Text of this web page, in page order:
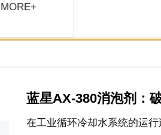
MORE+
蓝星AX-380消泡剂：
在工业循环冷却水系统的运